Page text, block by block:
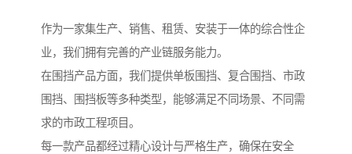
作为一家集生产、销售、租赁、安装于一体的综合性企
业，我们拥有完善的产业链服务能力。
在围挡产品方面，我们提供单板围挡、复合围挡、市政
围挡、围挡板等多种类型，能够满足不同场景、不同需
求的市政工程项目。
每一款产品都经过精心设计与严格生产，确保在安全